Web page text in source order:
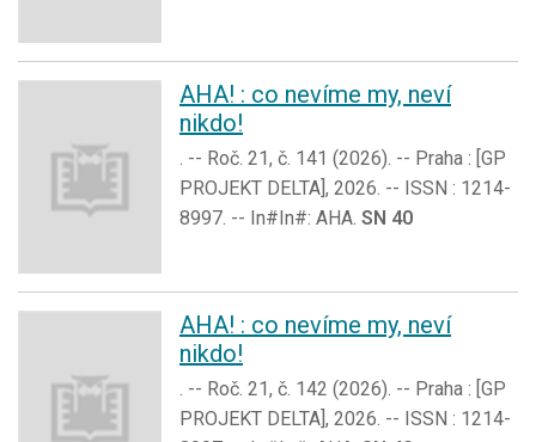
AHA! : co nevíme my, neví
nikdo!
. -- Roč. 21, č. 141 (2026). -- Praha : [GP
PROJEKT DELTA], 2026. -- ISSN : 1214-
8997. -- In#In#: AHA. SN 40
AHA! : co nevíme my, neví
nikdo!
. -- Roč. 21, č. 142 (2026). -- Praha : [GP
PROJEKT DELTA], 2026. -- ISSN : 1214-